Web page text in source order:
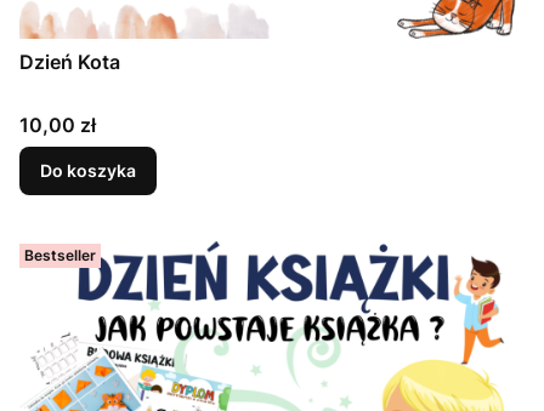
Dzień Kota
Cena
10,00 zł
Do koszyka
Bestseller